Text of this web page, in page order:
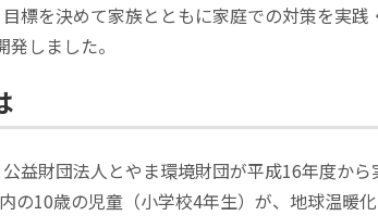
標を決めて家族とともに家庭での対策を実
しました。
益財団法人とやま環境財団が平成16年度か
の10歳の児童（小学校4年生）が、地球温暖